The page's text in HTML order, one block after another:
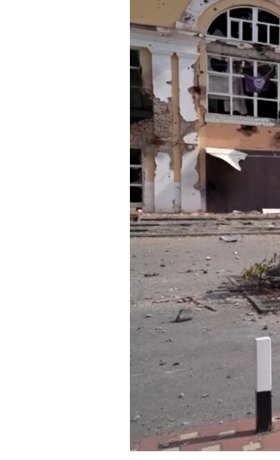
КРЫМ.НЕПОКОРЕННЫЙ
УКРАИНСКАЯ ПРОБЛЕМА КРЫМА